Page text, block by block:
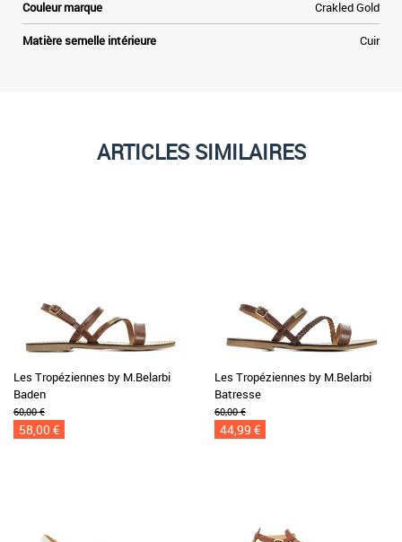
Couleur marque Crakled Gold
Matière semelle intérieure Cuir
ARTICLES SIMILAIRES
Les Tropéziennes by M.Belarbi
Baden
60,00 €
58,00 €
Les Tropéziennes by M.Belarbi
Batresse
60,00 €
44,99 €